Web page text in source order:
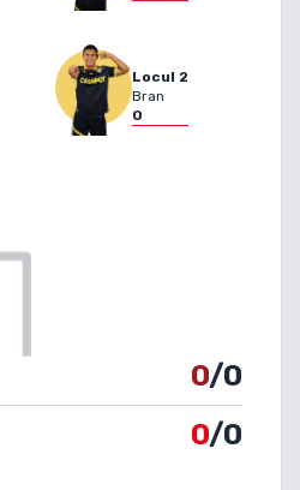
Locul 2
Bran
0
0/0
0/0